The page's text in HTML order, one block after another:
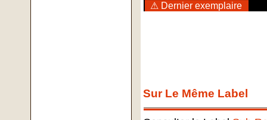
⚠ Dernier exemplaire
Sur Le Même Label